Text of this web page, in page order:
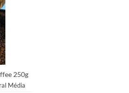
250g
Média